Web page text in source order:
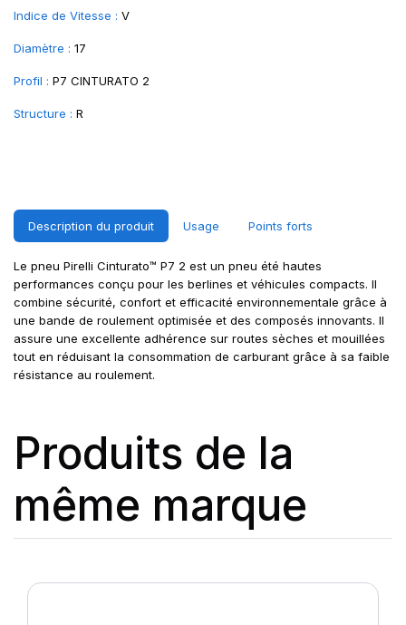
Indice de Vitesse : V
Diamètre : 17
Profil : P7 CINTURATO 2
Structure : R
Description du produit Usage Points forts
Le pneu Pirelli Cinturato™ P7 2 est un pneu été hautes
performances conçu pour les berlines et véhicules compacts. Il
combine sécurité, confort et efficacité environnementale grâce à
une bande de roulement optimisée et des composés innovants. Il
assure une excellente adhérence sur routes sèches et mouillées
tout en réduisant la consommation de carburant grâce à sa faible
résistance au roulement.
Produits de la
même marque